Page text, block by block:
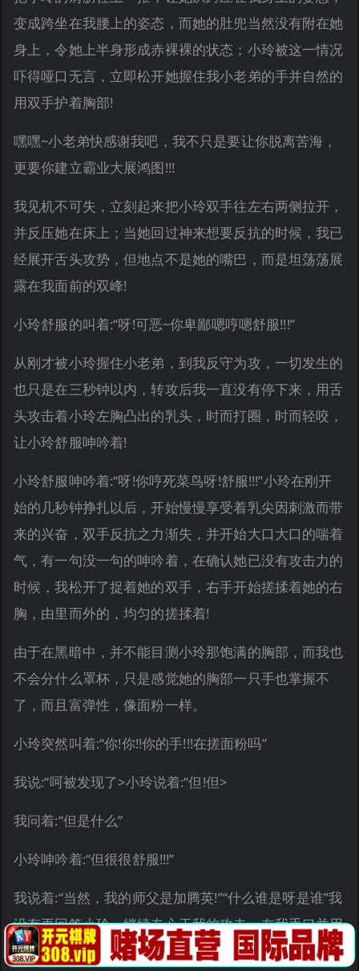
变成跨坐在我腰上的姿态，而她的肚兜当然没有附在她
身上，令她上半身形成赤裸裸的状态；小玲被这一情况
吓得哑口无言，立即松开她握住我小老弟的手并自然的
用双手护着胸部!
嘿嘿~小老弟快感谢我吧，我不只是要让你脱离苦海，
更要你建立霸业大展鸿图!!!
我见机不可失，立刻起来把小玲双手往左右两侧拉开，
并反压她在床上；当她回过神来想要反抗的时候，我已
经展开舌头攻势，但地点不是她的嘴巴，而是坦荡荡展
露在我面前的双峰!
小玲舒服的叫着:“呀!可恶~你卑鄙嗯哼嗯舒服!!!”
从刚才被小玲握住小老弟，到我反守为攻，一切发生的
也只是在三秒钟以内，转攻后我一直没有停下来，用舌
头攻击着小玲左胸凸出的乳头，时而打圈，时而轻咬，
让小玲舒服呻吟着!
小玲舒服呻吟着:“呀!你哼死菜鸟呀!舒服!!!”小玲在刚开
始的几秒钟挣扎以后，开始慢慢享受着乳尖因刺激而带
来的兴奋，双手反抗之力渐失，并开始大口大口的喘着
气，有一句没一句的呻吟着，在确认她已没有攻击力的
时候，我松开了捉着她的双手，右手开始搓揉着她的右
胸，由里而外的，均匀的搓揉着!
由于在黑暗中，并不能目测小玲那饱满的胸部，而我也
不会分什么罩杯，只是感觉她的胸部一只手也掌握不
了，而且富弹性，像面粉一样。
小玲突然叫着:“你!你!!你的手!!!在搓面粉吗”
我说:“呵被发现了>小玲说着:“但!但>
我问着:“但是什么”
小玲呻吟着:“但很很舒服!!!”
我说着:“当然，我的师父是加腾英!”“什么谁是呀是谁”我
没有再回答小玲，继续专心于我的攻击，在我手口并用
的刺激她胸部的时候，我的左手并没有闲着，我漫游于